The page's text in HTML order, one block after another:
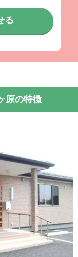
る
原の特徴